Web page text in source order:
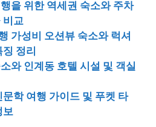
을 위한 역세권 숙소와 주차
비교
가성비 오션뷰 숙소와 럭셔
정리
와 인계동 호텔 시설 및 객실
학 여행 가이드 및 푸켓 타
보